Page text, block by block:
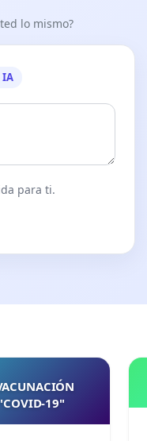
lo mismo?
IA
para ti.
19"